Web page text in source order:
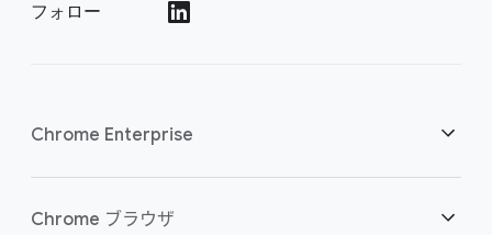
フォロー
Chrome Enterprise
セキュリティ
Chrome ブラウザ